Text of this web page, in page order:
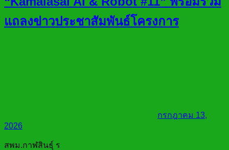
แถลงข่าวประชาสัมพันธ์โครงการ
กรกฎาคม 13,
2026
สพม.กาฬสินธุ์ ร